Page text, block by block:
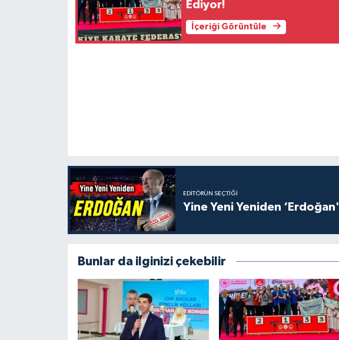
Ediyor!
İçeriği Görüntüle
EDITÖRÜN SEÇTIĞI
Yine Yeni Yeniden ‘Erdoğan'
Bunlar da ilginizi çekebilir